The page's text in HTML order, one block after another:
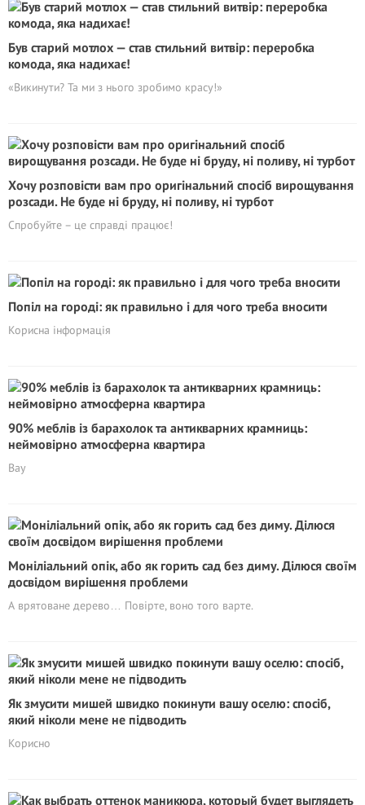
Був старий мотлох — став стильний витвір: переробка
комода, яка надихає!
«Викинути? Та ми з нього зробимо красу!»
Хочу розповісти вам про оригінальний спосіб вирощування
розсади. Не буде ні бруду, ні поливу, ні турбот
Спробуйте – це справді працює!
Попіл на городі: як правильно і для чого треба вносити
Корисна інформація
90% меблів із барахолок та антикварних крамниць:
неймовірно атмосферна квартира
Вау
Моніліальний опік, або як горить сад без диму. Ділюся своїм
досвідом вирішення проблеми
А врятоване дерево… Повірте, воно того варте.
Як змусити мишей швидко покинути вашу оселю: спосіб,
який ніколи мене не підводить
Корисно